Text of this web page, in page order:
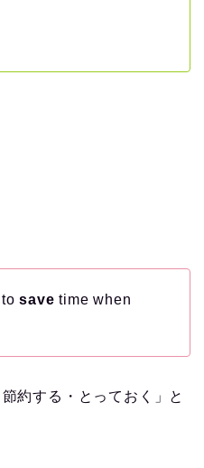
tosave time when
約する・とっておく」と